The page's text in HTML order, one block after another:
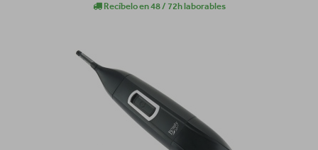
Recíbelo en 48 / 72h laborables